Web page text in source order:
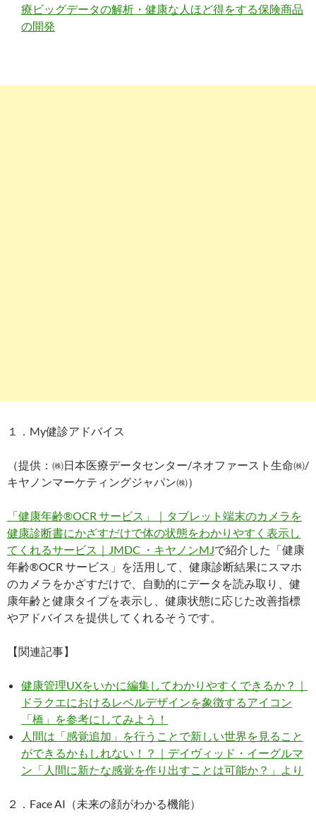
療ビッグデータの解析・健康な人ほど得をする保険商品
の開発
１．My健診アドバイス
（提供：㈱日本医療データセンター/ネオファースト生命㈱/
キヤノンマーケティングジャパン㈱）
「健康年齢®OCR サービス」｜タブレット端末のカメラを
健康診断書にかざすだけで体の状態をわかりやすく表示し
てくれるサービス｜JMDC ・キヤノンMJで紹介した「健康
年齢®OCR サービス」を活用して、健康診断結果にスマホ
のカメラをかざすだけで、自動的にデータを読み取り、健
康年齢と健康タイプを表示し、健康状態に応じた改善指標
やアドバイスを提供してくれるそうです。
【関連記事】
健康管理UXをいかに編集してわかりやすくできるか？｜
ドラクエにおけるレベルデザインを象徴するアイコン
「橋」を参考にしてみよう！
人間は「感覚追加」を行うことで新しい世界を見ること
ができるかもしれない！？｜デイヴィッド・イーグルマ
ン「人間に新たな感覚を作り出すことは可能か？」より
２．Face AI（未来の顔がわかる機能）